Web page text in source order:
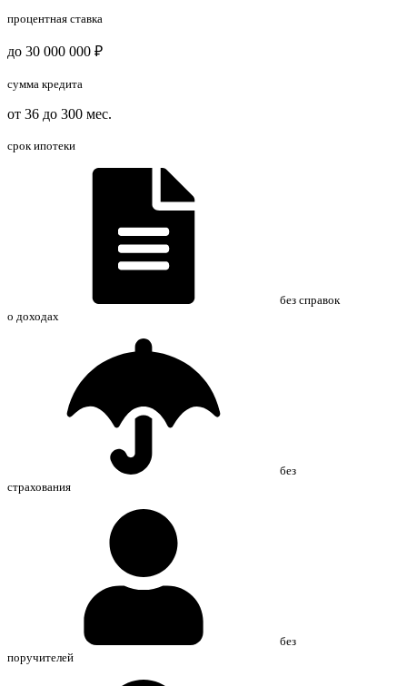
процентная ставка
до 30 000 000 ₽
сумма кредита
от 36 до 300 мес.
срок ипотеки
без справок
о доходах
без
страхования
без
поручителей